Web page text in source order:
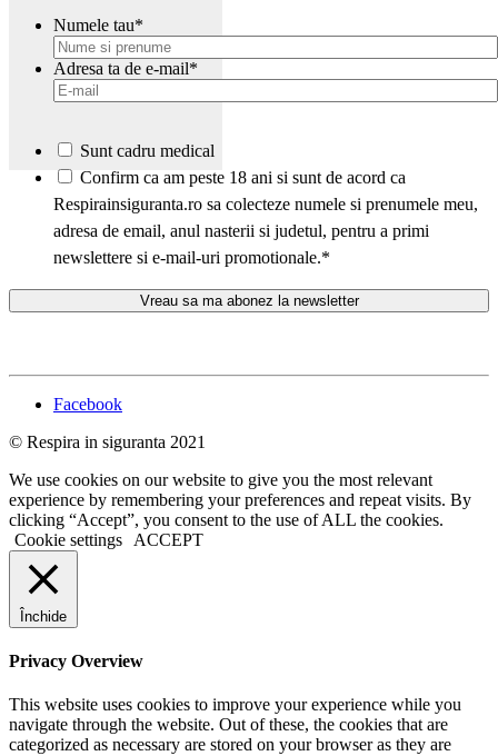
Numele tau*
Adresa ta de e-mail*
Sunt cadru medical
*
Confirm ca am peste 18 ani si sunt de acord ca
Respirainsiguranta.ro sa colecteze numele si prenumele meu,
adresa de email, anul nasterii si judetul, pentru a primi
newslettere si e-mail-uri promotionale.*
Facebook
© Respira in siguranta 2021
We use cookies on our website to give you the most relevant
experience by remembering your preferences and repeat visits. By
clicking “Accept”, you consent to the use of ALL the cookies.
Cookie settings
ACCEPT
Închide
Privacy Overview
This website uses cookies to improve your experience while you
navigate through the website. Out of these, the cookies that are
categorized as necessary are stored on your browser as they are